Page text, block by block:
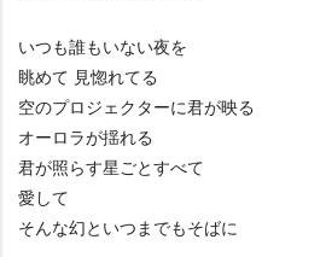
いつも誰もいない夜を
眺めて 見惚れてる
空のプロジェクターに君が映る
オーロラが揺れる
君が照らす星ごとすべて
愛して
そんな幻といつまでもそばに